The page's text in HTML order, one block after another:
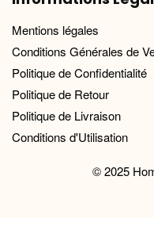
Mentions légales
Conditions Générales de
Politique de Confidentialité
Politique de Retour
Politique de Livraison
Conditions d'Utilisation
© 2025